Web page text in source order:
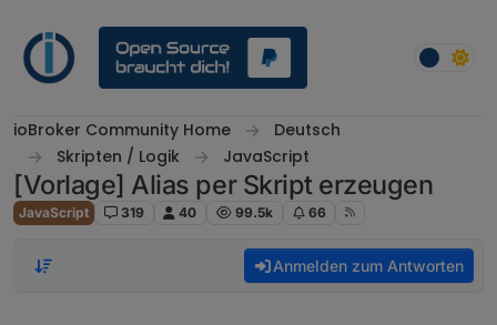
ioBroker Community Home
Deutsch
Skripten / Logik
JavaScript
[Vorlage] Alias per Skript erzeugen
JavaScript 319 40 99.5k 66
Anmelden zum Antworten